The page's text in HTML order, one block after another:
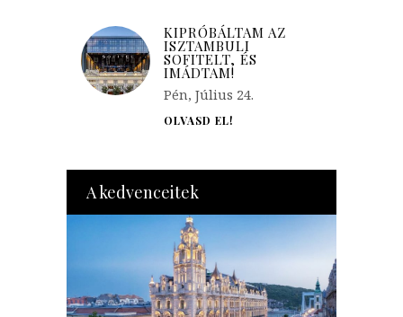
KIPRÓBÁLTAM AZ
ISZTAMBULI
SOFITELT, ÉS
IMÁDTAM!
Pén, Július 24.
OLVASD EL!
A kedvenceitek